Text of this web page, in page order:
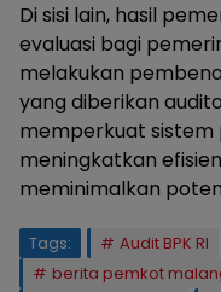
Di sisi lain, hasil
evaluasi bagi
melakukan
yang diberikan
memperkuat sistem
meningkatkan
meminimalkan
Tags: Audit BPK RI
berita pemkot